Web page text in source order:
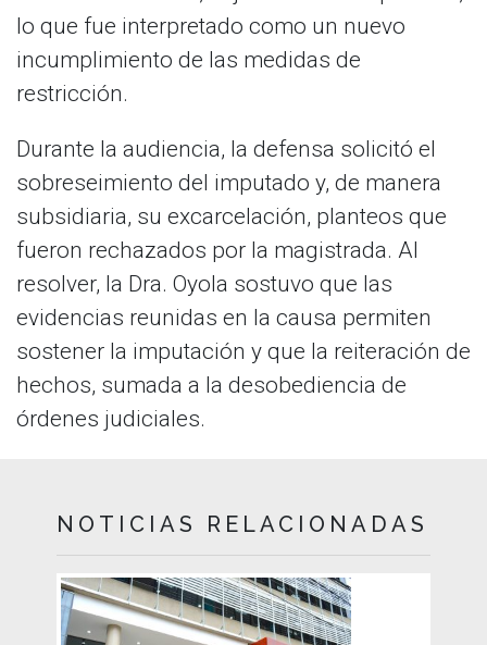
lo que fue interpretado como un nuevo
incumplimiento de las medidas de
restricción.
Durante la audiencia, la defensa solicitó el
sobreseimiento del imputado y, de manera
subsidiaria, su excarcelación, planteos que
fueron rechazados por la magistrada. Al
resolver, la Dra. Oyola sostuvo que las
evidencias reunidas en la causa permiten
sostener la imputación y que la reiteración de
hechos, sumada a la desobediencia de
órdenes judiciales.
NOTICIAS RELACIONADAS